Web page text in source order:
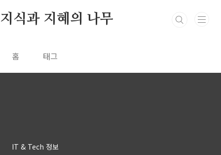
지식과 지혜의 나무
홈 태그
IT & Tech 정보